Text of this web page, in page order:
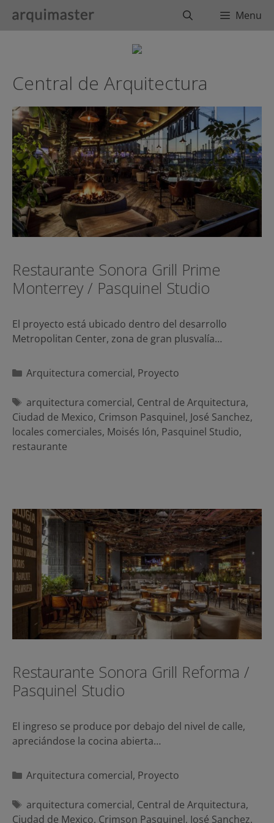
BuscarMenu
Central de Arquitectura
Restaurante Sonora Grill Prime
Monterrey / Pasquinel Studio
El proyecto está ubicado dentro del desarrollo
Metropolitan Center, zona de gran plusvalía…
Categorías
Arquitectura comercial, Proyecto
Etiquetas
arquitectura comercial, Central de Arquitectura,
Ciudad de Mexico, Crimson Pasquinel, José Sanchez,
locales comerciales, Moisés Ión, Pasquinel Studio,
restaurante
Restaurante Sonora Grill Reforma /
Pasquinel Studio
El ingreso se produce por debajo del nivel de calle,
apreciándose la cocina abierta…
Categorías
Arquitectura comercial, Proyecto
Etiquetas
arquitectura comercial, Central de Arquitectura,
Ciudad de Mexico, Crimson Pasquinel, José Sanchez,